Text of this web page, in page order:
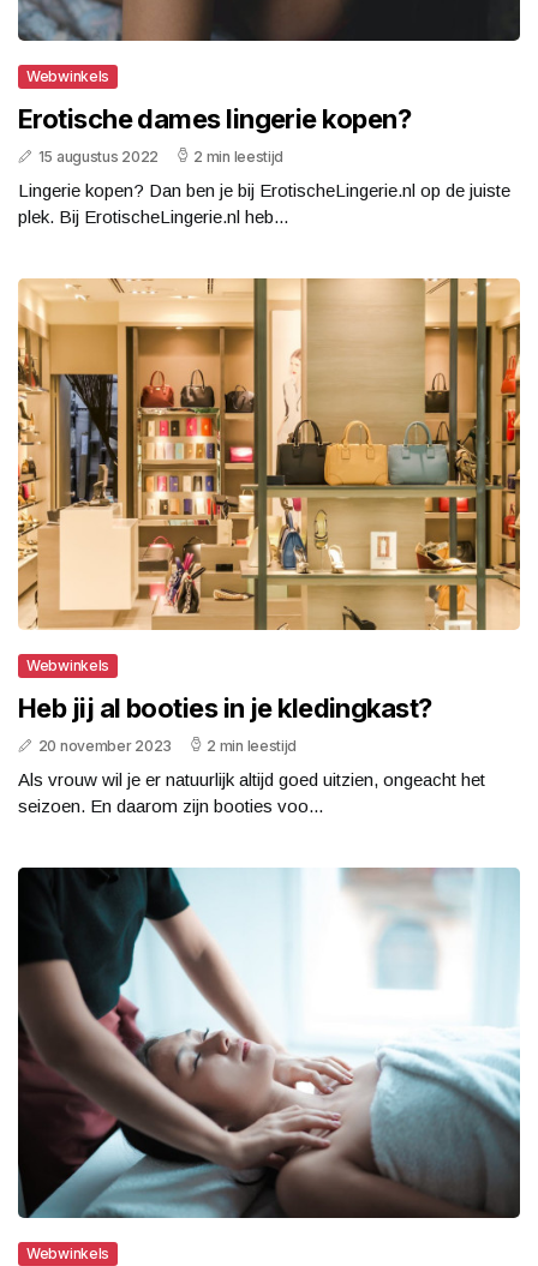
Webwinkels
Erotische dames lingerie kopen?
15 augustus 2022 2 min leestijd
Lingerie kopen? Dan ben je bij ErotischeLingerie.nl op de juiste
plek. Bij ErotischeLingerie.nl heb...
Webwinkels
Heb jij al booties in je kledingkast?
20 november 2023 2 min leestijd
Als vrouw wil je er natuurlijk altijd goed uitzien, ongeacht het
seizoen. En daarom zijn booties voo...
Webwinkels